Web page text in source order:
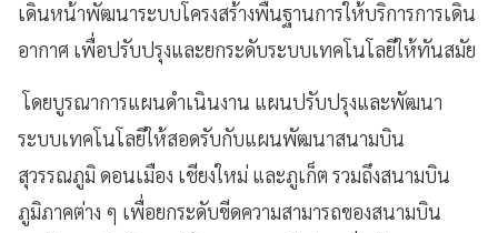
เดินหน้าพัฒนาระบบโครงสร้างพื้นฐานการให้บริการการเดิน
อากาศ เพื่อปรับปรุงและยกระดับระบบเทคโนโลยีให้ทันสมัย
โดยบูรณาการแผนดำเนินงาน แผนปรับปรุงและพัฒนา
ระบบเทคโนโลยีให้สอดรับกับแผนพัฒนาสนามบิน
สุวรรณภูมิ ดอนเมือง เชียงใหม่ และภูเก็ต รวมถึงสนามบิน
ภูมิภาคต่าง ๆ เพื่อยกระดับขีดความสามารถของสนามบิน